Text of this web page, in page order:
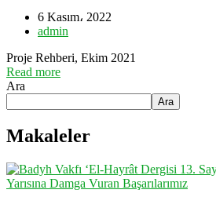
6 Kasım، 2022
admin
Proje Rehberi, Ekim 2021
Read more
Ara
Ara
Makaleler